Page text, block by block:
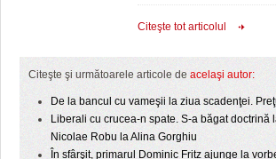
HARTA TIMIŞOAREI
PRIMĂRIILE DIN TIMIŞ
SFATUL MEDICULUI
SFATURI JURIDICE
Citeşte tot articolul
Citeşte şi următoarele articole de acelaşi autor:
De la bancul cu vameşii la ziua scadenţei.
Liberali cu crucea-n spate. S-a băgat doctrină
Nicolae Robu la Alina Gorghiu
În sfârşit, primarul Dominic Fritz ajunge la